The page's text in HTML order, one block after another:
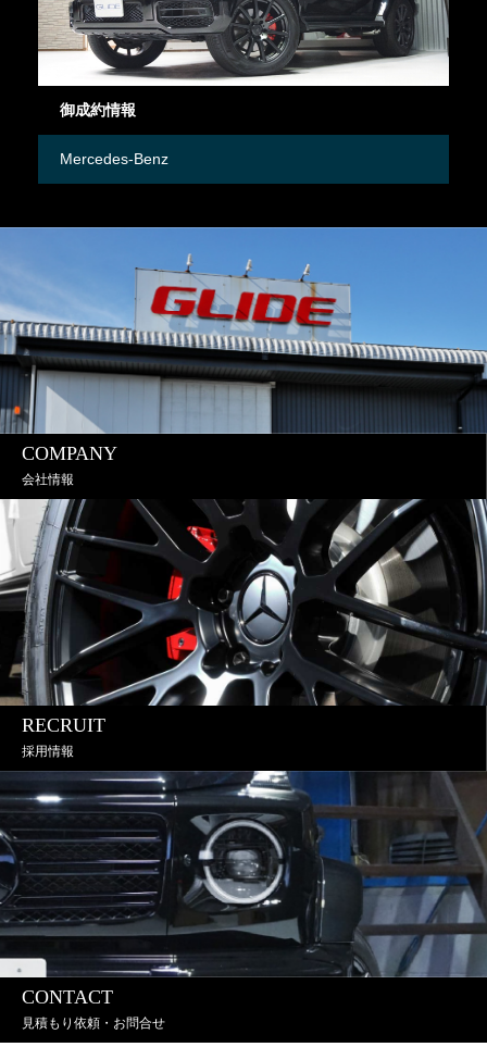
御成約情報
Mercedes-Benz
COMPANY
会社情報
RECRUIT
採用情報
CONTACT
見積もり依頼・お問合せ